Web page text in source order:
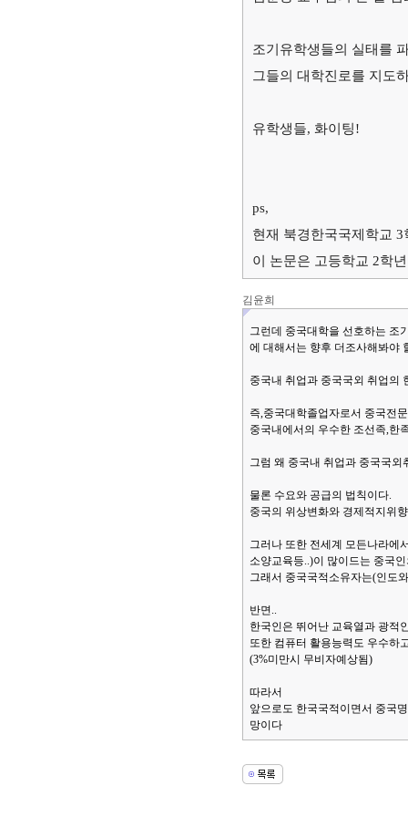
조기유학생들의 실태를
그들의 대학진로를 지도
유학생들, 화이팅!
ps,
현재 북경한국국제학교 3
이 논문은 고등학교 2학
김윤희
그런데 중국대학을 선호하는 조
에 대해서는 향후 더조사해봐야
중국내 취업과 중국국외 취업의
즉,중국대학졸업자로서 중국전
중국내에서의 우수한 조선족,한
그럼 왜 중국내 취업과 중국국
물론 수요와 공급의 법칙이다.
중국의 위상변화와 경제적지위
그러나 또한 전세계 모든나라에
소양교육등..)이 많이드는 중국
그래서 중국국적소유자는(인도
반면..
한국인은 뛰어난 교육열과 광적
또한 컴퓨터 활용능력도 우수하
(3%미만시 무비자예상됨)
따라서
앞으로도 한국국적이면서 중국
망이다